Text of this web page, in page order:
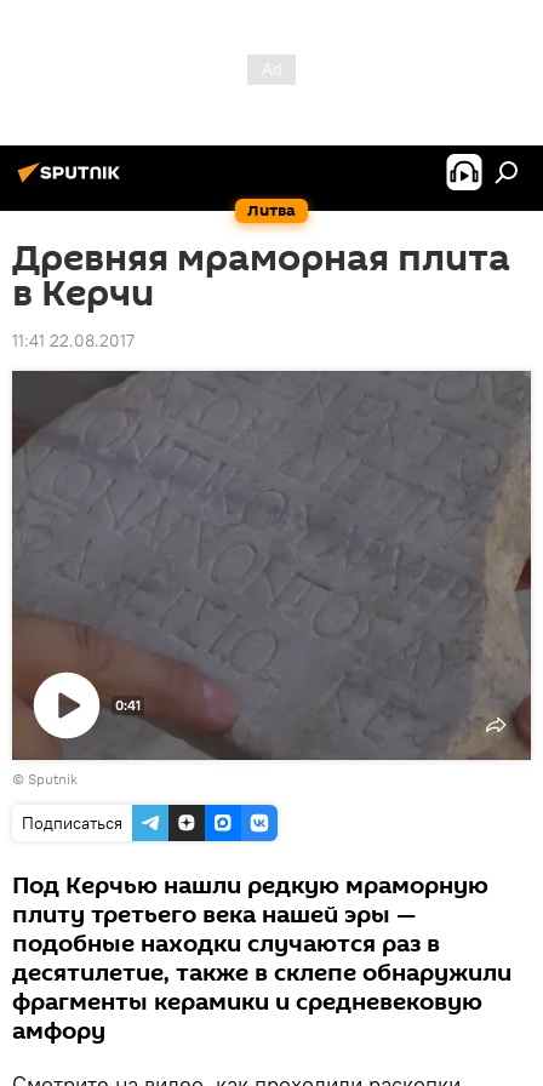
Литва
Древняя мраморная плита
в Керчи
11:41 22.08.2017
Воспроизвести
видео
0:41
© Sputnik
Подписаться
Под Керчью нашли редкую мраморную
плиту третьего века нашей эры —
подобные находки случаются раз в
десятилетие, также в склепе обнаружили
фрагменты керамики и средневековую
амфору